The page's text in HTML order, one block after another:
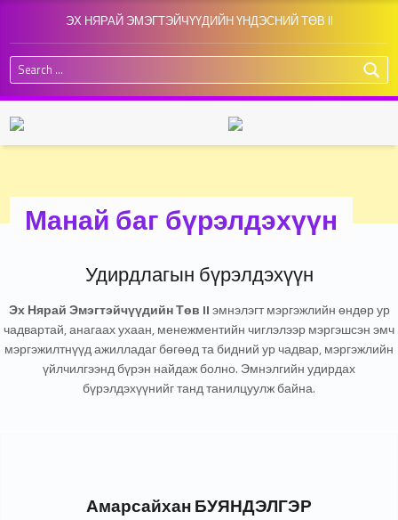
ЭХ НЯРАЙ ЭМЭГТЭЙЧҮҮДИЙН ҮНДЭСНИЙ ТӨВ II
Search for:
Манай баг бүрэлдэхүүн
Удирдлагын бүрэлдэхүүн
Эх Нярай Эмэгтэйчүүдийн Төв IIэмнэлэгт мэргэжлийн өндөр ур
чадвартай, анагаах ухаан, менежментийн чиглэлээр мэргэшсэн эмч
мэргэжилтнүүд ажилладаг бөгөөд та бидний ур чадвар, мэргэжлийн
үйлчилгээнд бүрэн найдаж болно. Эмнэлгийн удирдах
бүрэлдэхүүнийг танд танилцуулж байна.
Амарсайхан БУЯНДЭЛГЭР